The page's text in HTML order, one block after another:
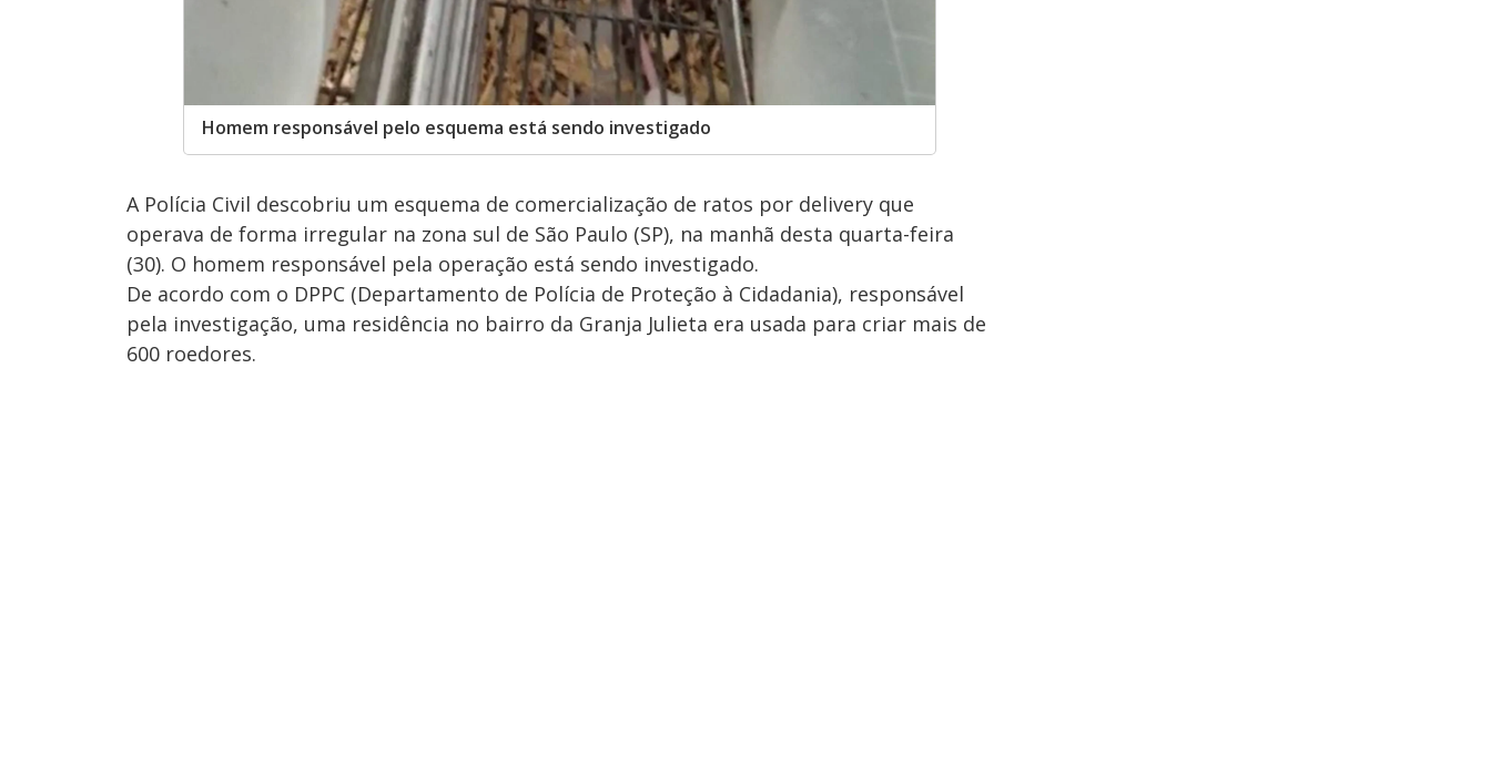
Homem responsável pelo esquema está sendo investigado
A Polícia Civil descobriu um esquema de comercialização de ratos por delivery que
operava de forma irregular na zona sul de São Paulo (SP), na manhã desta quarta-feira
(30). O homem responsável pela operação está sendo investigado.
De acordo com o DPPC (Departamento de Polícia de Proteção à Cidadania), responsável
pela investigação, uma residência no bairro da Granja Julieta era usada para criar mais de
600 roedores.